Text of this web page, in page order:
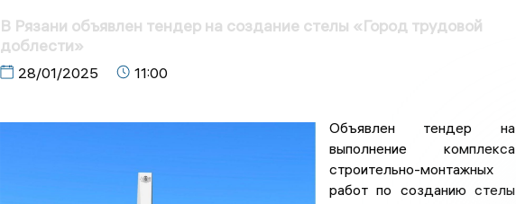
В Рязани объявлен тендер на создание стелы «Город трудовой
доблести»
28/01/2025 11:00
Объявлен тендер на
выполнение комплекса
строительно-монтажных
работ по созданию стелы